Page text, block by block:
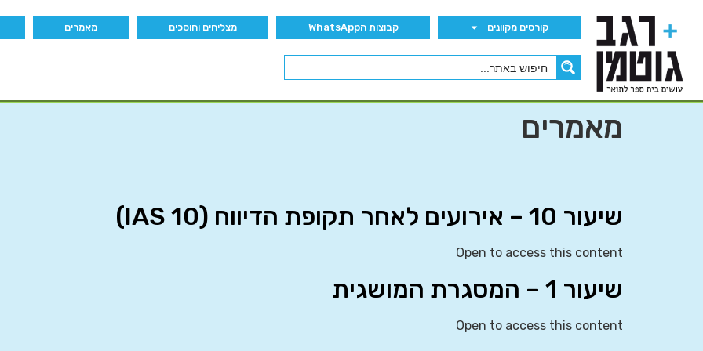
קורסים מקוונים קבוצות הWhatsApp מצליחים וחוסכים מאמרים
מאמרים
שיעור 10 – אירועים לאחר תקופת הדיווח (IAS 10)
Open to access this content
שיעור 1 – המסגרת המושגית
Open to access this content